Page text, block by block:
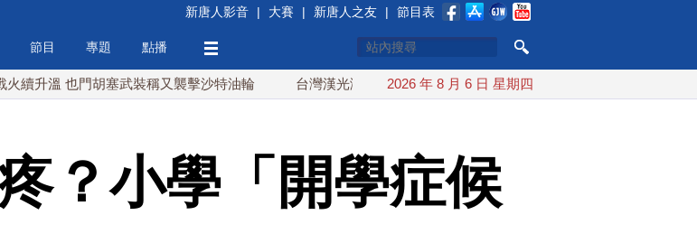
新唐人影音 | 大賽 | 新唐人之友 | 節目表
節目 專題 點播
也門胡塞武裝稱又襲擊沙特油輪 台灣漢光演習 賴清德搭裝甲車進駐衡山指揮所
2026 年 8 月 6 日 星期四
？小學「開學症候